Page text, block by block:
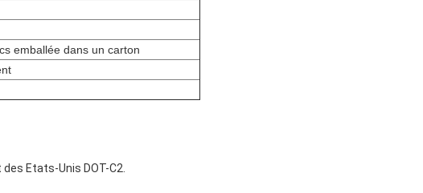
emballée dans un carton
Etats-Unis DOT-C2.